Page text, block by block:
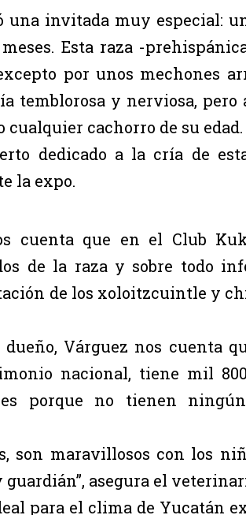
una invitada muy especial:
Esta raza -
por unos mechones
temblorosa y nerviosa, pero
cualquier cachorro de su edad.
dedicado a la cría de
la expo.
cuenta que en el Club
de la raza y sobre todo
de los xoloitzcuintle y
Várguez nos cuenta
nacional, tiene mil
porque no tienen
son maravillosos con los
asegura el
para el clima de Yucatán